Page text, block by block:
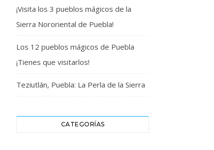
¡Visita los 3 pueblos mágicos de la
Sierra Nororiental de Puebla!
Los 12 pueblos mágicos de Puebla
¡Tienes que visitarlos!
Teziutlán, Puebla: La Perla de la Sierra
CATEGORÍAS